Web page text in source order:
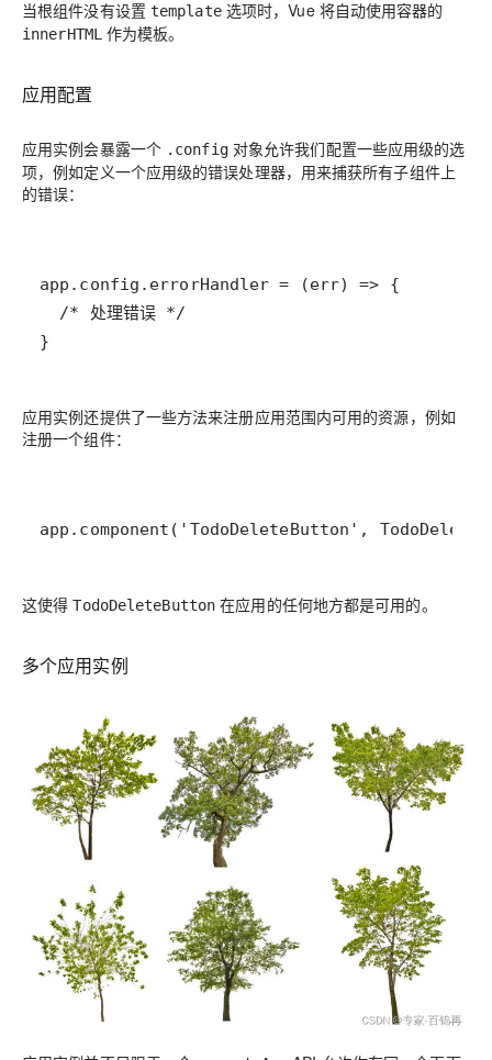
当根组件没有设置 template选项时，Vue 将自动使用容器的
innerHTML 作为模板。
应用配置
应用实例会暴露一个 .config对象允许我们配置一些应用级的选
项，例如定义一个应用级的错误处理器，用来捕获所有子组件上
的错误：
}
应用实例还提供了一些方法来注册应用范围内可用的资源，例如
注册一个组件：
app.component('TodoDeleteButton',
这使得TodoDeleteButton 在应用的任何地方都是可用的。
多个应用实例